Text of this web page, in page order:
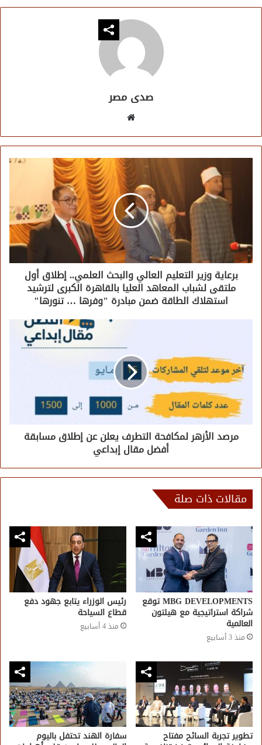
صدى مصر
برعاية وزير التعليم العالي والبحث العلمي.. إطلاق أول
ملتقى لشباب المعاهد العليا بالقاهرة الكبرى لترشيد
استهلاك الطاقة ضمن مبادرة "وفرها … تنورها"
مرصد الأزهر لمكافحة التطرف يعلن عن إطلاق مسابقة
أفضل مقال إبداعي
مقالات ذات صلة
MBG DEVELOPMENTS توقع
شراكة استراتيجية مع هيلتون
العالمية
منذ 3 أسابيع
رئيس الوزراء يتابع جهود دفع
قطاع السياحة
منذ 4 أسابيع
تطوير تجربة السائح مفتاح سفارة الهند تحتفل باليوم